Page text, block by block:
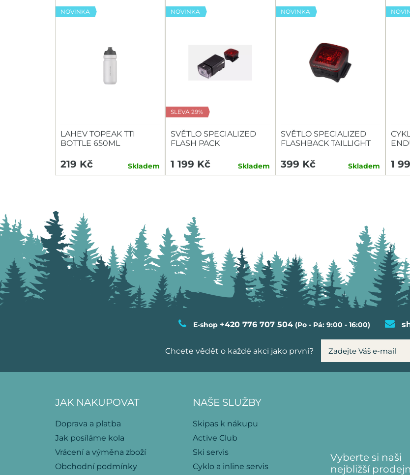
NOVINKA
LAHEV TOPEAK TTI
BOTTLE 650ML
219 Kč Skladem
NOVINKA
SLEVA 29%
SVĚTLO SPECIALIZED
FLASH PACK
1 199 Kč Skladem
NOVINKA
SVĚTLO SPECIALIZED
FLASHBACK TAILLIGHT
399 Kč Skladem 1
E-shop +420 776 707 504(Po - Pá: 9:00 - 16:00)
Chcete vědět o každé akci jako první?
JAK NAKUPOVAT
Doprava a platba
Jak posíláme kola
Vrácení a výměna zboží
Obchodní podmínky
NAŠE SLUŽBY
Skipas k nákupu
Active Club
Ski servis
Cyklo a inline servis
Vyberte si naši
nejbližší